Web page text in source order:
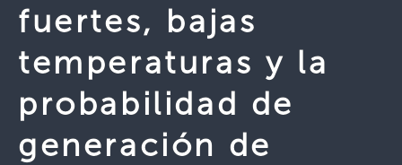
fuertes, bajas
temperaturas y la
probabilidad de
generación de